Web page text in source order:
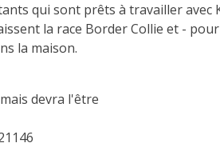
qui sont prêts à travailler
la race Border Collie et -
la maison.
devra l'être